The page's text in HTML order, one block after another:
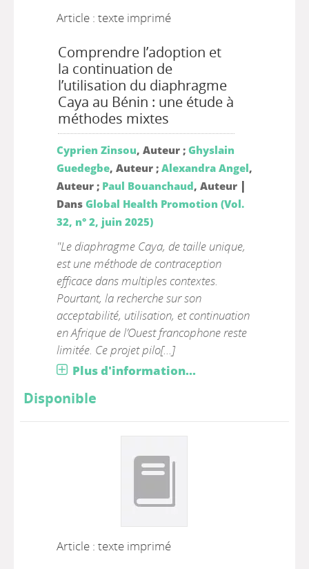
Article : texte imprimé
Comprendre l’adoption et
la continuation de
l’utilisation du diaphragme
Caya au Bénin : une étude à
méthodes mixtes
Cyprien Zinsou, Auteur ; Ghyslain
Guedegbe, Auteur ; Alexandra Angel,
Auteur ; Paul Bouanchaud, Auteur |
Dans Global Health Promotion (Vol.
32, n° 2, juin 2025)
"Le diaphragme Caya, de taille unique,
est une méthode de contraception
efficace dans multiples contextes.
Pourtant, la recherche sur son
acceptabilité, utilisation, et continuation
en Afrique de l’Ouest francophone reste
limitée. Ce projet pilo[...]
Plus d'information...
Disponible
Article : texte imprimé